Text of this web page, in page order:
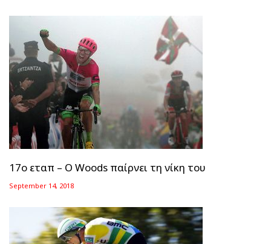
17ο εταπ – O Woods παίρνει τη νίκη του
September 14, 2018